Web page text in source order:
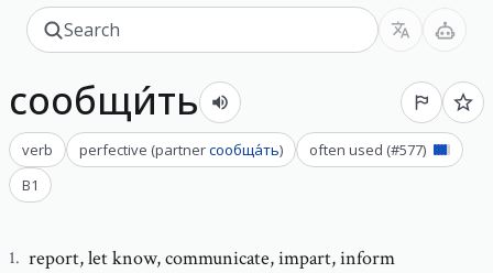
сообщи́ть
verb perfective (partnerсообща́ть) often used (#577)
B1
1. report,let know, communicate, impart, inform